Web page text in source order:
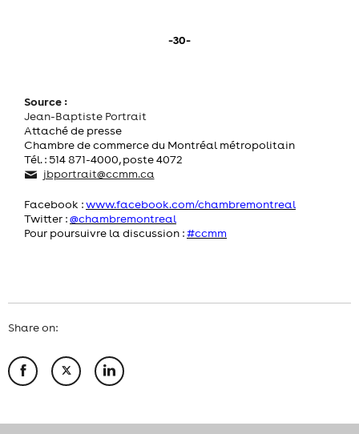
-30-
Source :
Jean-Baptiste Portrait
Attaché de presse
Chambre de commerce du Montréal métropolitain
Tél. : 514 871-4000, poste 4072
jbportrait@ccmm.ca
Facebook :www.facebook.com/chambremontreal
Twitter :@chambremontreal
Pour poursuivre la discussion :#ccmm
Share on: